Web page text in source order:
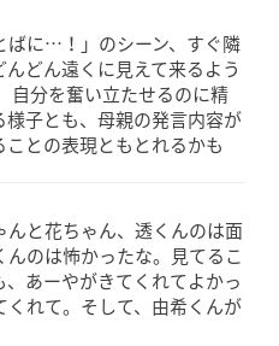
ばに…！」のシーン、すぐ隣
どん遠くに見えて来るよう
自分を奮い立たせるのに精
子とも、母親の発言内容が
との表現ともとれるかも
と花ちゃん、透くんのは面
のは怖かったな。見てるこ
あーやがきてくれてよかっ
れて。そして、由希くんが